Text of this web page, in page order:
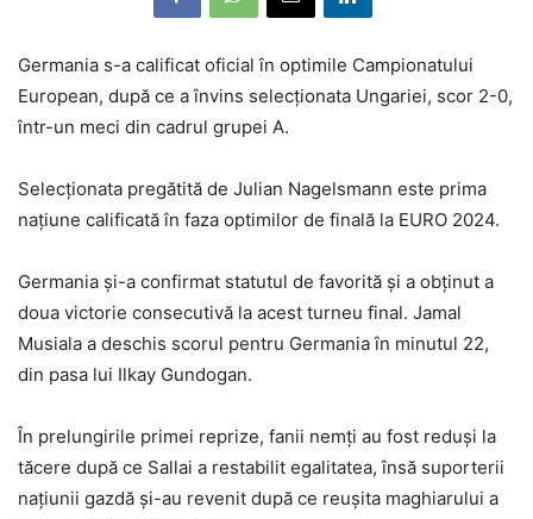
Germania s-a calificat oficial în optimile Campionatului
European, după ce a învins selecționata Ungariei, scor 2-0,
într-un meci din cadrul grupei A.
Selecționata pregătită de Julian Nagelsmann este prima
națiune calificată în faza optimilor de finală la EURO 2024.
Germania și-a confirmat statutul de favorită și a obținut a
doua victorie consecutivă la acest turneu final. Jamal
Musiala a deschis scorul pentru Germania în minutul 22,
din pasa lui Ilkay Gundogan.
În prelungirile primei reprize, fanii nemți au fost reduși la
tăcere după ce Sallai a restabilit egalitatea, însă suporterii
națiunii gazdă și-au revenit după ce reușita maghiarului a